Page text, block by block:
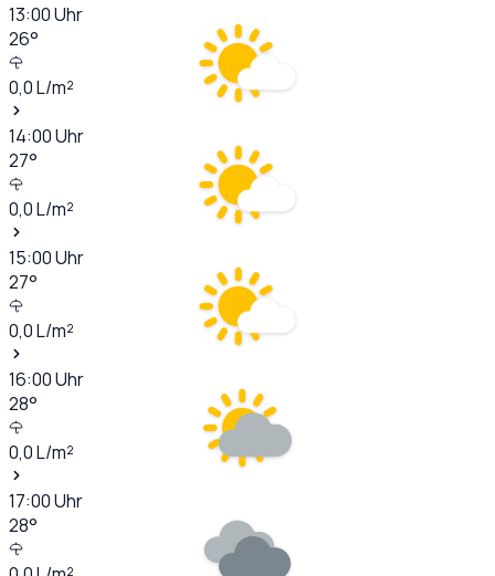
13:00Uhr
26°
0,0L/m²
14:00Uhr
27°
0,0L/m²
15:00Uhr
27°
0,0L/m²
16:00Uhr
28°
0,0L/m²
17:00Uhr
28°